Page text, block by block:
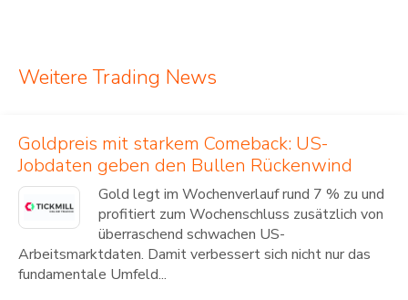
Weitere Trading News
Goldpreis mit starkem Comeback: US-
Jobdaten geben den Bullen Rückenwind
Gold legt im Wochenverlauf rund 7 % zu und
profitiert zum Wochenschluss zusätzlich von
überraschend schwachen US-
Arbeitsmarktdaten. Damit verbessert sich nicht nur das
fundamentale Umfeld...